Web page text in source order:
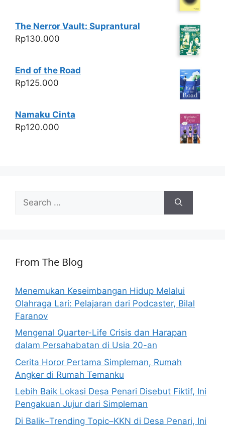
The Nerror Vault: Suprantural
Rp130.000
End of the Road
Rp125.000
Namaku Cinta
Rp120.000
for:
From The Blog
Menemukan Keseimbangan Hidup Melalui
Olahraga Lari: Pelajaran dari Podcaster, Bilal
Faranov
Mengenal Quarter-Life Crisis dan Harapan
dalam Persahabatan di Usia 20-an
Cerita Horor Pertama Simpleman, Rumah
Angker di Rumah Temanku
Lebih Baik Lokasi Desa Penari Disebut Fiktif, Ini
Pengakuan Jujur dari Simpleman
Di Balik–Trending Topic–KKN di Desa Penari, Ini